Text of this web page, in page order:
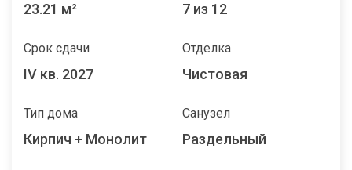
23.21 м² 7 из 12
Срок сдачи
IV кв. 2027
Отделка
Чистовая
Тип дома
Кирпич + Монолит
Санузел
Раздельный